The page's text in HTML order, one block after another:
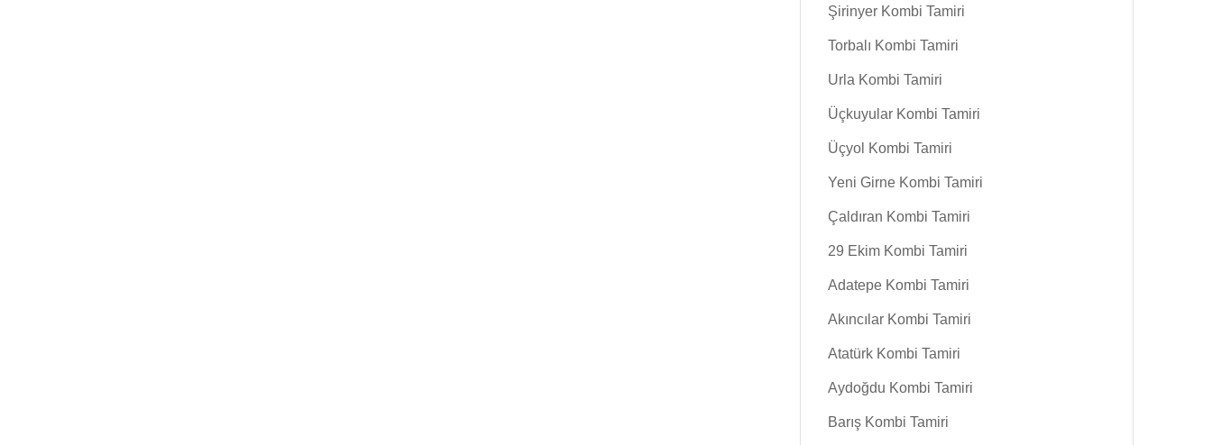
Şirinyer Kombi Tamiri
Torbalı Kombi Tamiri
Urla Kombi Tamiri
Üçkuyular Kombi Tamiri
Üçyol Kombi Tamiri
Yeni Girne Kombi Tamiri
Çaldıran Kombi Tamiri
29 Ekim Kombi Tamiri
Adatepe Kombi Tamiri
Akıncılar Kombi Tamiri
Atatürk Kombi Tamiri
Aydoğdu Kombi Tamiri
Barış Kombi Tamiri